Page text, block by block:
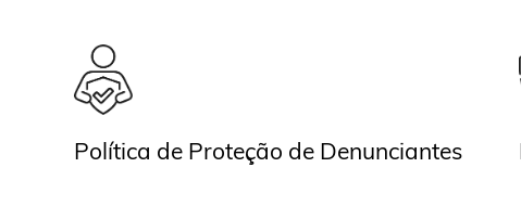
Política de Proteção de Denunciantes